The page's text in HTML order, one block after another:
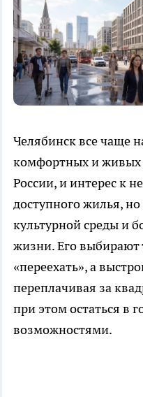
Челябинск все чаще
комфортных и живых
России, и интерес к
доступного жилья,
культурной среды и
жизни. Его выбирают
«переехать», а
переплачивая за
при этом остаться в
возможностями.